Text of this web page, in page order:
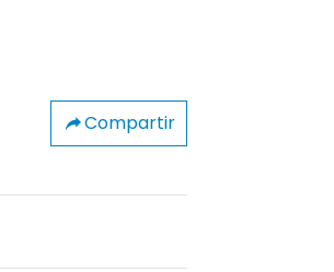
Compartir